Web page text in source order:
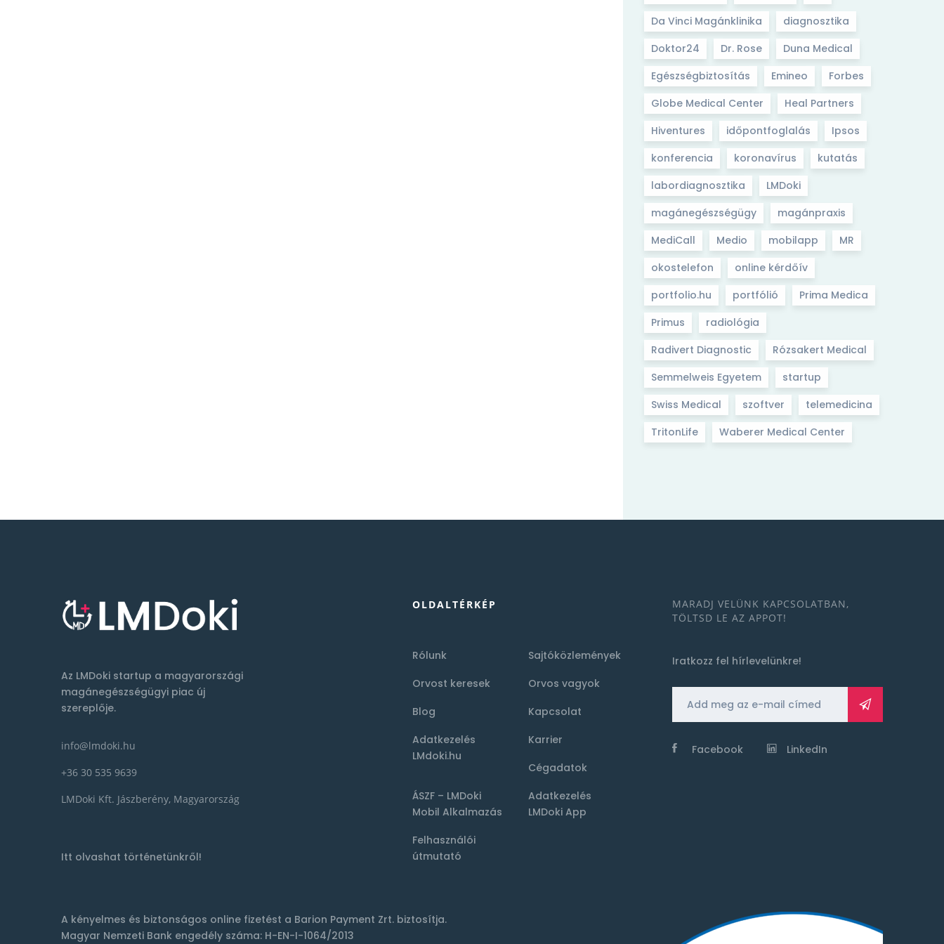
Da Vinci Magánklinika
diagnosztika
Doktor24
Dr. Rose
Duna Medical
Egészségbiztosítás
Emineo
Forbes
Globe Medical Center
Heal Partners
Hiventures
időpontfoglalás
Ipsos
konferencia
koronavírus
kutatás
labordiagnosztika
LMDoki
magánegészségügy
magánpraxis
MediCall
Medio mobilapp
MR
okostelefon
online kérdőív
portfolio.hu
portfólió
Prima Medica
Primus
radiológia
Radivert Diagnostic
Rózsakert Medical
Semmelweis Egyetem
startup
Swiss Medical
szoftver
telemedicina
TritonLife
Waberer Medical Center
Az LMDoki startup a magyarországi
magánegészségügyi piac új
szereplője.
info@lmdoki.hu
+36 30 535 9639
LMDoki Kft. Jászberény, Magyarország
Itt olvashat történetünkről!
OLDALTÉRKÉP
Rólunk
Sajtóközlemények
Orvost keresek
Orvos vagyok
Blog
Kapcsolat
Adatkezelés
LMdoki.hu
Karrier
Cégadatok
ÁSZF – LMDoki
Mobil Alkalmazás
Adatkezelés
LMDoki App
Felhasználói
útmutató
MARADJ VELÜNK KAPCSOLATBAN,
TÖLTSD LE AZ APPOT!
Iratkozz fel hírlevelünkre!
Facebook LinkedIn
A kényelmes és biztonságos online fizetést a Barion Payment Zrt. biztosítja.
Magyar Nemzeti Bank engedély száma: H-EN-I-1064/2013